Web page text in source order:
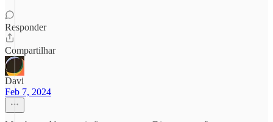
Responder
Compartilhar
Davi
Feb 7, 2024